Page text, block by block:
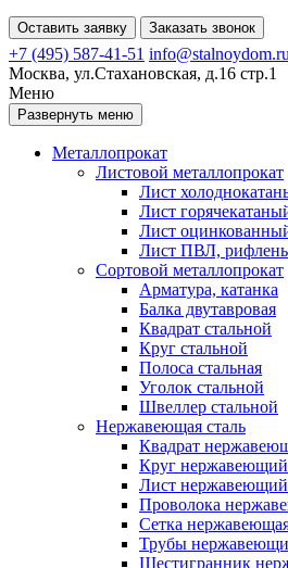
Оставить заявку Заказать звонок
+7 (495) 587-41-51 info@stalnoydom.ru
Москва, ул.Стахановская, д.16 стр.1
Меню
Развернуть меню
Металлопрокат
Листовой металлопрокат
Лист
Лист
Лист
Лист ПВЛ,
Сортовой металлопрокат
Арматура, катанка
Балка двутавровая
Квадрат стальной
Круг стальной
Полоса стальная
Уголок стальной
Швеллер стальной
Нержавеющая сталь
Квадрат
Круг нержавеющий
Лист нержавеющий
Проволока
Сетка
Трубы
Шестигранник